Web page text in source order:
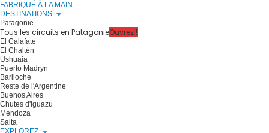
FABRIQUÉ À LA MAIN
DESTINATIONS
Patagonie
Tous les circuits en PatagonieOuvrez !
El Calafate
El Chaltén
Ushuaia
Puerto Madryn
Bariloche
Reste de l'Argentine
Buenos Aires
Chutes d'Iguazu
Mendoza
Salta
EXPLOREZ